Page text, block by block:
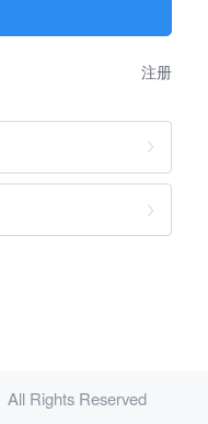
注册
All Rights Reserved